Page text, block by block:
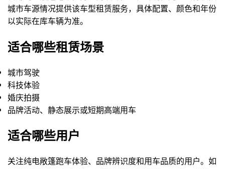
城市车源情况提供该车型租赁服务，具体配置、颜色和年份
以实际在库车辆为准。
适合哪些租赁场景
城市驾驶
科技体验
婚庆拍摄
品牌活动、静态展示或短期高端用车
适合哪些用户
关注纯电敞篷跑车体验、品牌辨识度和用车品质的用户。如